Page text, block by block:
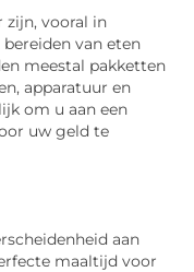
zijn, vooral in
van eten
meestal pakketten
apparatuur en
om u aan een
uw geld te
aan
maaltijd voor